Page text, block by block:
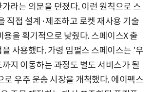
라는 의문을 던졌다. 이런 원칙으로 스
직접 설계·제조하고 로켓 재사용 기술
용을 획기적으로 낮췄다. 스페이스X 출
사용했다. 가령 임펄스 스페이스는 '우
지 이동하는 과정도 별도 서비스가 될
로 우주 운송 시장을 개척했다. 에이펙스